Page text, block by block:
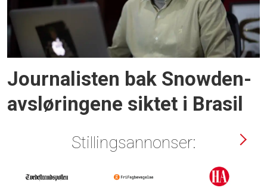
Journalisten bak Snowden-
avsløringene siktet i Brasil
Stillingsannonser: